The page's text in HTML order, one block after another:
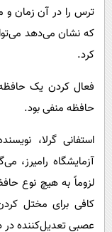
ترس را در آن زمان
که نشان می‌دهد
کرد.
فعال کردن یک
حافظه منفی بود.
استفانی گرلا،
آزمایشگاه رامیرز،
لزوماً به هیچ نوع
کافی برای مختل
عصبی تعدیل‌کننده در